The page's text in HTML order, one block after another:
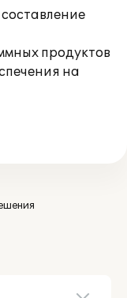
продуктов
на